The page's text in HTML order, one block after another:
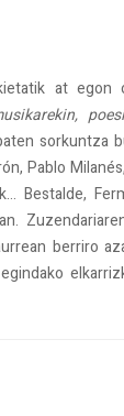
at egon
sorkuntza
Pablo
Bestalde,
berriro